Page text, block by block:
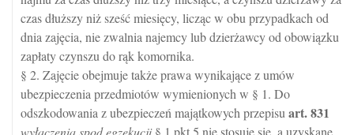
czas dłuższy niż sześć miesięcy, licząc w obu przypadkach od
dnia zajęcia, nie zwalnia najemcy lub dzierżawcy od obowiązku
zapłaty czynszu do rąk komornika.
§ 2. Zajęcie obejmuje także prawa wynikające z umów
ubezpieczenia przedmiotów wymienionych w § 1. Do
odszkodowania z ubezpieczeń majątkowych przepisu art.831
wyłączenia spod egzekucji§ 1 pkt 5 nie stosuje się, a uzyskane